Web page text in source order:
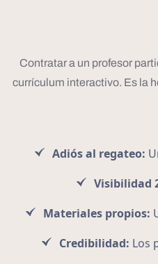
Contratar a un profesor
currículum interactivo. Es la
Adiós al regateo:
Visibilidad
Materiales propios:
Credibilidad: Los